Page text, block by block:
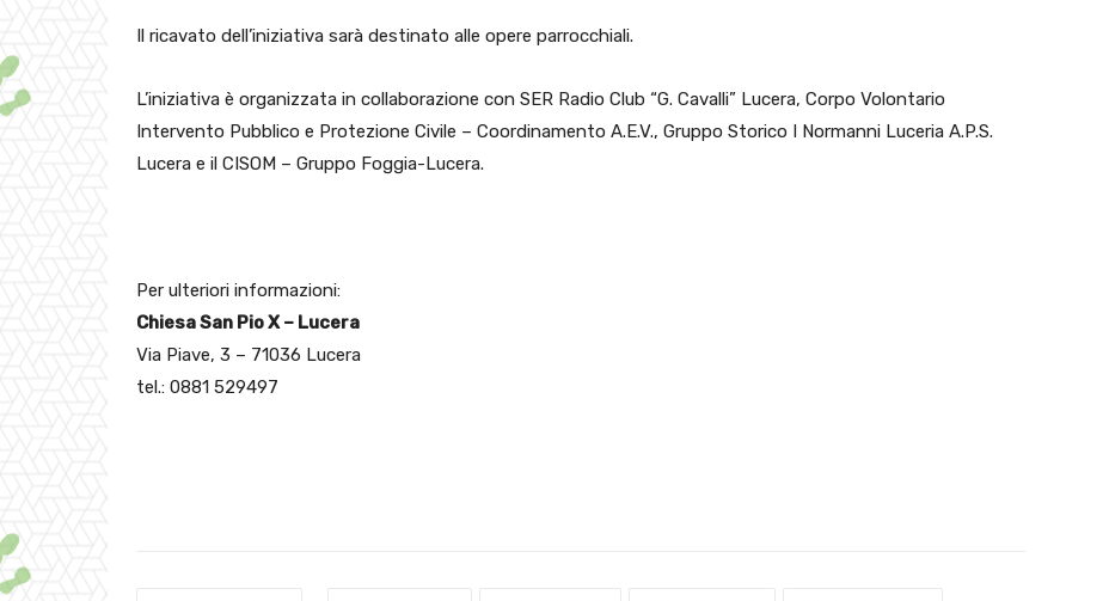
Il ricavato dell’iniziativa sarà destinato alle opere parrocchiali.
L’iniziativa è organizzata in collaborazione con SER Radio Club “G. Cavalli” Lucera, Corpo Volontario
Intervento Pubblico e Protezione Civile – Coordinamento A.E.V., Gruppo Storico I Normanni Luceria A.P.S.
Lucera e il CISOM – Gruppo Foggia-Lucera.
Per ulteriori informazioni:
Chiesa San Pio X – Lucera
Via Piave, 3 – 71036 Lucera
tel.: 0881 529497